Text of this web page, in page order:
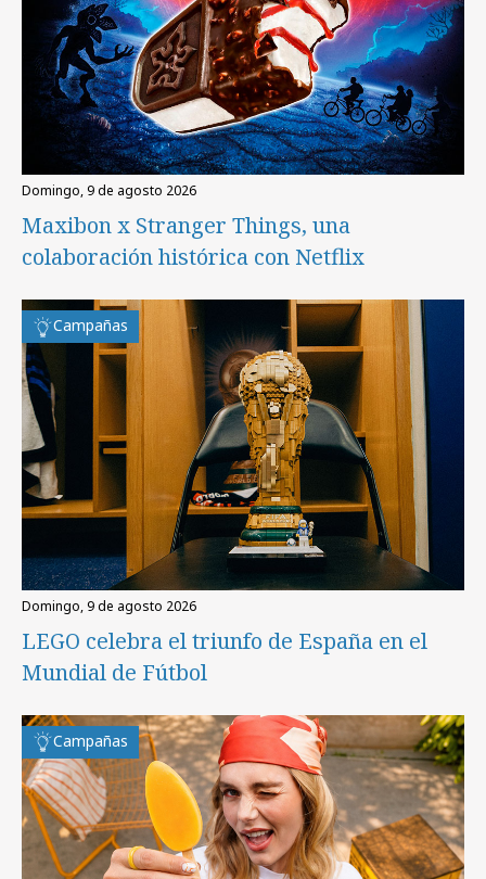
domingo, 9 de agosto 2026
Maxibon x Stranger Things, una
colaboración histórica con Netflix
Campañas
domingo, 9 de agosto 2026
LEGO celebra el triunfo de España en el
Mundial de Fútbol
Campañas